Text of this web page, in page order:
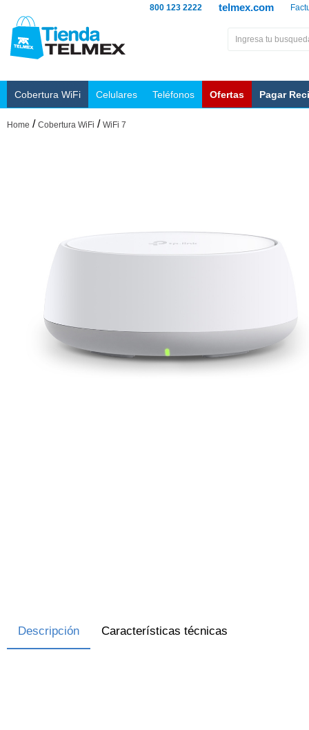
telmex.com
800 123 2222
Cobertura WiFi Celulares Teléfonos Ofertas Pagar
Home / Cobertura WiFi / WiFi 7
Descripción Características técnicas